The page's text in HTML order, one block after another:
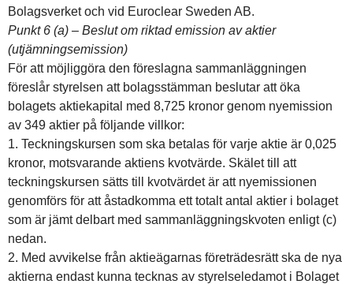
Bolagsverket och vid Euroclear Sweden AB.
Punkt 6 (a) – Beslut om riktad emission av aktier
(utjämningsemission)
För att möjliggöra den föreslagna sammanläggningen
föreslår styrelsen att bolagsstämman beslutar att öka
bolagets aktiekapital med 8,725 kronor genom nyemission
av 349 aktier på följande villkor:
1. Teckningskursen som ska betalas för varje aktie är 0,025
kronor, motsvarande aktiens kvotvärde. Skälet till att
teckningskursen sätts till kvotvärdet är att nyemissionen
genomförs för att åstadkomma ett totalt antal aktier i bolaget
som är jämt delbart med sammanläggningskvoten enligt (c)
nedan.
2. Med avvikelse från aktieägarnas företrädesrätt ska de nya
aktierna endast kunna tecknas av styrelseledamot i Bolaget